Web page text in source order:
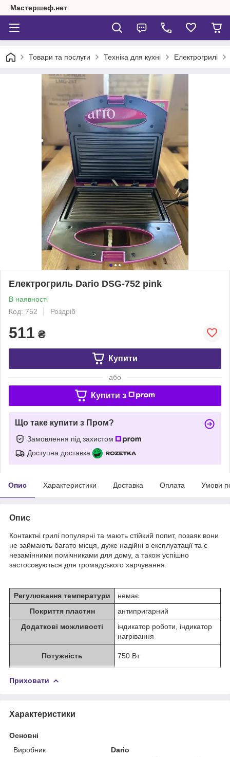
Мастершеф.нет
Товари та послуги Техніка для кухні Електрогрилі
Електрогриль Dario DSG-752 pink
В наявності
Код: 752
Роздріб
511 ₴
Купити
або
Купити з
Що таке купити з Пром?
Замовлення під захистом
Доступна доставка
Опис Характеристики Доставка Оплата Умови
Опис
Контактні грилі популярні та мають стійкий попит, позаяк вони
не займають багато місця, дуже надійні в експлуатації та є
незамінними помічниками для дому, а також успішно
застосовуються для громадського харчування.
Регулювання температури
немає
Покриття пластин
антипригарний
Додаткові можливості
індикатор роботи, індикатор
нагрівання
Потужність 750 Вт
Приховати
Характеристики
Основні
Виробник
Dario